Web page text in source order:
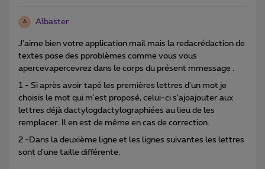
A Albaster
J'aime bien votre application mail mais la redacrédaction de
textes pose des pproblèmes comme vous vous
apercevapercevrez dans le corps du présent mmessage .
1 - Si après avoir tapé les premières lettres d'un mot je
choisis le mot qui m'est proposé, celui-ci s'ajoajouter aux
lettres déjà dactylogdactylographiées au lieu de les
remplacer. Il en est de même en cas de correction.
2 -Dans la deuxième ligne et les lignes suivantes les lettres
sont d'une taille différente.